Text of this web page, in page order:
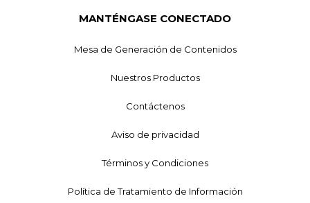
MANTÉNGASE CONECTADO
Mesa de Generación de Contenidos
Nuestros Productos
Contáctenos
Aviso de privacidad
Términos y Condiciones
Política de Tratamiento de Información